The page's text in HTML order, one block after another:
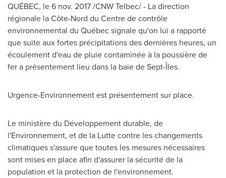
QUÉBEC, le6 nov. 2017/CNW Telbec/ - La direction
régionale la Côte-Nord du Centre de contrôle
environnemental du Québec signale qu'on lui a rapporté
que suite aux fortes précipitations des dernières heures, un
écoulement d'eau de pluie contaminée à la poussière de
fer a présentement lieu dans la baie de Sept-Îles.
Urgence-Environnement est présentement sur place.
Le ministère du Développement durable, de
l'Environnement, et de la Lutte contre les changements
climatiques s'assure que toutes les mesures nécessaires
sont mises en place afin d'assurer la sécurité de la
population et la protection de l'environnement.